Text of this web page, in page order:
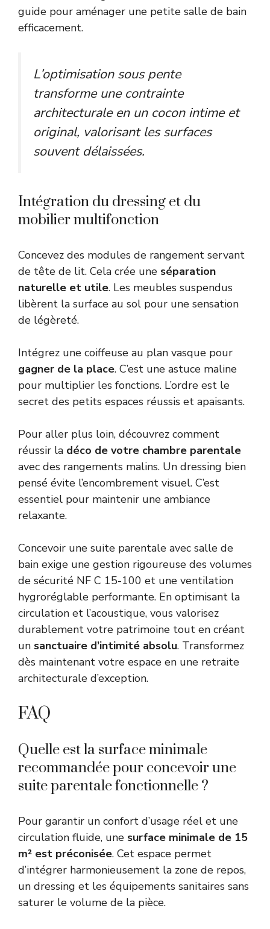
guide pour aménager une petite salle de bain
efficacement.
L’optimisation sous pente
transforme une contrainte
architecturale en un cocon intime et
original, valorisant les surfaces
souvent délaissées.
Intégration du dressing et du
mobilier multifonction
Concevez des modules de rangement servant
de tête de lit. Cela crée une séparation
naturelle et utile. Les meubles suspendus
libèrent la surface au sol pour une sensation
de légèreté.
Intégrez une coiffeuse au plan vasque pour
gagner de la place. C’est une astuce maline
pour multiplier les fonctions. L’ordre est le
secret des petits espaces réussis et apaisants.
Pour aller plus loin, découvrez comment
réussir la déco de votre chambre parentale
avec des rangements malins. Un dressing bien
pensé évite l’encombrement visuel. C’est
essentiel pour maintenir une ambiance
relaxante.
Concevoir une suite parentale avec salle de
bain exige une gestion rigoureuse des volumes
de sécurité NF C 15-100 et une ventilation
hygroréglable performante. En optimisant la
circulation et l’acoustique, vous valorisez
durablement votre patrimoine tout en créant
un sanctuaire d’intimité absolu. Transformez
dès maintenant votre espace en une retraite
architecturale d’exception.
FAQ
Quelle est la surface minimale
recommandée pour concevoir une
suite parentale fonctionnelle ?
Pour garantir un confort d’usage réel et une
circulation fluide, une surface minimale de 15
m² est préconisée. Cet espace permet
d’intégrer harmonieusement la zone de repos,
un dressing et les équipements sanitaires sans
saturer le volume de la pièce.